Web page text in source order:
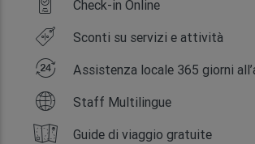
Check-in Online
Sconti su servizi e attività
Assistenza locale 365 giorni
Staff Multilingue
Guide di viaggio gratuite